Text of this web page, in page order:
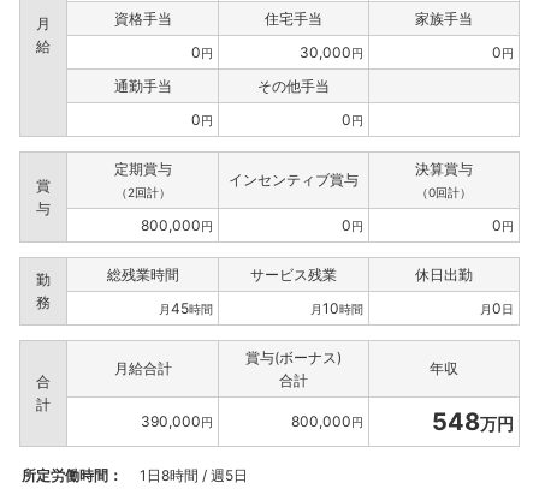
月
給
資格手当 住宅手当
家族手当
0円 30,000円 0円
通勤手当
その他手当
0円 0円
賞
与
定期賞与
（2回計）
インセンティブ賞与
決算賞与
（0回計）
800,000円 0円 0円
勤
務
総残業時間 サービス残業 休日出勤
月45時間 月10時間 月0日
合
計
月給合計
賞与(ボーナス)
合計
年収
390,000円 800,000円 548万円
所定労働時間： 1日8時間 / 週5日